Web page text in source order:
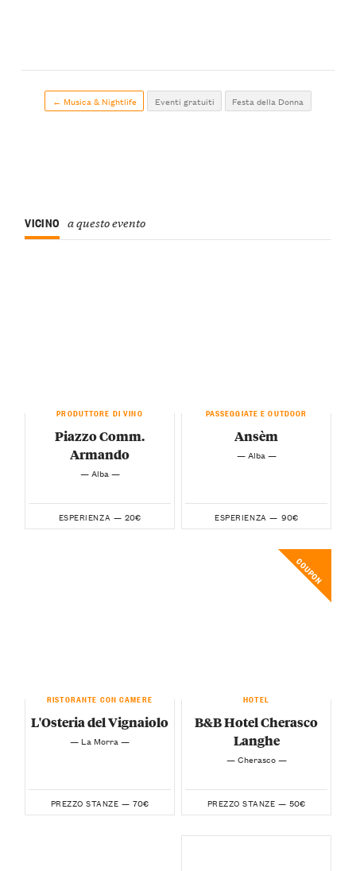
← Musica & Nightlife Eventi gratuiti Festa della Donna
VICINO a questo evento
PRODUTTORE DI VINO
Piazzo Comm.
Armando
— Alba —
ESPERIENZA — 20€
PASSEGGIATE E OUTDOOR
Ansèm
— Alba —
ESPERIENZA — 90€
RISTORANTE CON CAMERE
L'Osteria del Vignaiolo
— La Morra —
PREZZO STANZE — 70€
COUPON
HOTEL
B&B Hotel Cherasco
Langhe
— Cherasco —
PREZZO STANZE — 50€